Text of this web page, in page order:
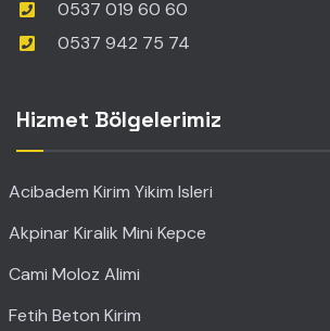
0537 019 60 60
0537 942 75 74
Hizmet Bölgelerimiz
Acibadem Kirim Yikim Isleri
Akpinar Kiralik Mini Kepce
Cami Moloz Alimi
Fetih Beton Kirim